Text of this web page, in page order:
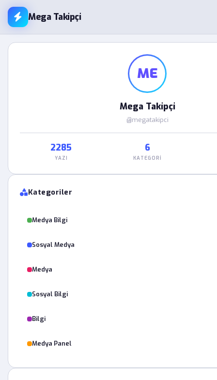
Mega Takipçi
ME
Mega Takipçi
@megatakipci
2285
YAZI
6
KATEGORI
Kategoriler
Medya Bilgi
Sosyal Medya
Medya
Sosyal Bilgi
Bilgi
Medya Panel